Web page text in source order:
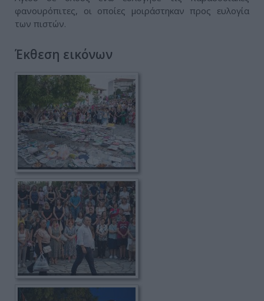
φανουρόπιτες, οι οποίες μοιράστηκαν προς ευλογία
των πιστών.
Έκθεση εικόνων